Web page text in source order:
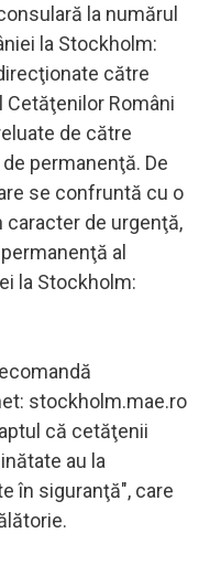
la numărul
la Stockholm:
către
Cetăţenilor Români
de către
permanenţă. De
se confruntă cu o
caracter de urgenţă,
al
la Stockholm:
stockholm.mae.ro
că cetăţenii
au la
în siguranţă", care